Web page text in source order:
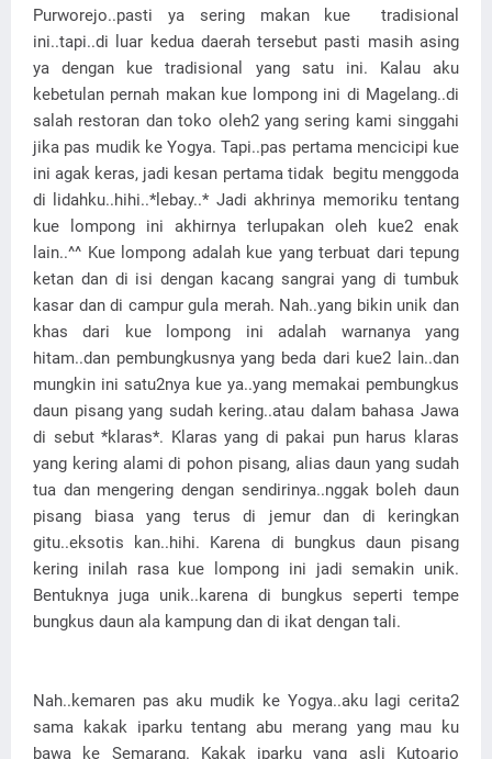
Purworejo..pasti ya sering makan kue tradisional
ini..tapi..di luar kedua daerah tersebut pasti masih asing
ya dengan kue tradisional yang satu ini. Kalau aku
kebetulan pernah makan kue lompong ini di Magelang..di
salah restoran dan toko oleh2 yang sering kami singgahi
jika pas mudik ke Yogya. Tapi..pas pertama mencicipi kue
ini agak keras, jadi kesan pertama tidak begitu menggoda
di lidahku..hihi..*lebay..* Jadi akhrinya memoriku tentang
kue lompong ini akhirnya terlupakan oleh kue2 enak
lain..^^ Kue lompong adalah kue yang terbuat dari tepung
ketan dan di isi dengan kacang sangrai yang di tumbuk
kasar dan di campur gula merah. Nah..yang bikin unik dan
khas dari kue lompong ini adalah warnanya yang
hitam..dan pembungkusnya yang beda dari kue2 lain..dan
mungkin ini satu2nya kue ya..yang memakai pembungkus
daun pisang yang sudah kering..atau dalam bahasa Jawa
di sebut *klaras*. Klaras yang di pakai pun harus klaras
yang kering alami di pohon pisang, alias daun yang sudah
tua dan mengering dengan sendirinya..nggak boleh daun
pisang biasa yang terus di jemur dan di keringkan
gitu..eksotis kan..hihi. Karena di bungkus daun pisang
kering inilah rasa kue lompong ini jadi semakin unik.
Bentuknya juga unik..karena di bungkus seperti tempe
bungkus daun ala kampung dan di ikat dengan tali.
Nah..kemaren pas aku mudik ke Yogya..aku lagi cerita2
sama kakak iparku tentang abu merang yang mau ku
bawa ke Semarang. Kakak iparku yang asli Kutoarjo